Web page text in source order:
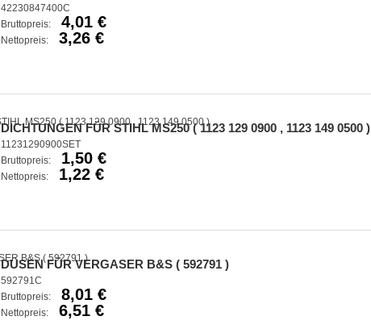
42230847400C
Bruttopreis:
4,01 €
Nettopreis: 3,26 €
DICHTUNGEN FÜR STIHL MS250 ( 1123 129 0900 , 1123 149 0500 )
11231290900SET
Bruttopreis:
1,50 €
Nettopreis: 1,22 €
DÜSEN FÜR VERGASER B&S ( 592791 )
592791C
Bruttopreis:
8,01 €
Nettopreis: 6,51 €